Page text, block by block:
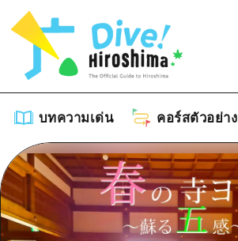
บทความเด่น คอร์สตัวอย่าง
บทความเด่น
รายการ
คอร์สตัวอย่าง